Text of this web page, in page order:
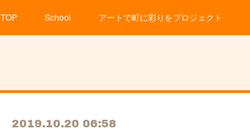
TOP School アートで町に彩りをプロジェクト
2019.10.20 06:58